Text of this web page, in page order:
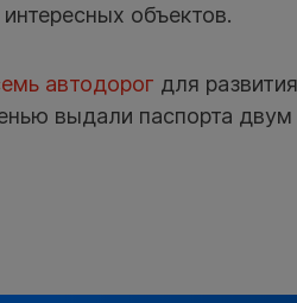
объектов.
автодорог для
выдали паспорта двум